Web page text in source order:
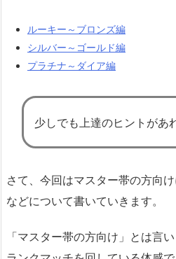
ルーキー～ブロンズ編
シルバー～ゴールド編
プラチナ～ダイア編
少しでも上達のヒントがあ
さて、今回はマスター帯の方向
などについて書いていきます。
「マスター帯の方向け」とは言